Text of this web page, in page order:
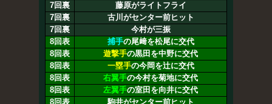
7回裏
藤原がライトフライ
7回裏
古川がセンター前ヒット
7回裏
今村が三振
8回表
捕手の尾﨑を松尾に交代
8回表
遊撃手の黒田を中野に交代
8回表
一塁手の今岡を辻に交代
8回表
右翼手の今村を菊地に交代
8回表
左翼手の室田を向井に交代
8回表
駒井がセンター前ヒット